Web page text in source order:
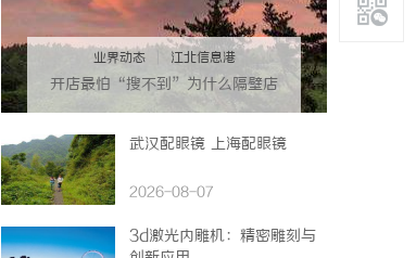
业界动态 江北信息港
开店最怕“搜不到”为什么隔壁店
铺没花钱，ai却天天给他免费派
武汉配眼镜 上海配眼镜
2026-08-07
3d激光内雕机：精密雕刻与